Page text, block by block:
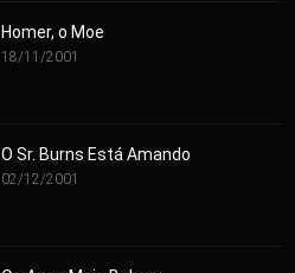
Homer, o Moe
18/11/2001
O Sr. Burns Está Amando
02/12/2001